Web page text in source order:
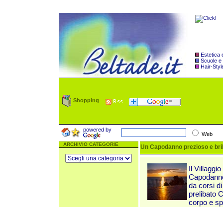
Estetica
Scuole e
Hair-
Shopping
powered by
Web
ARCHIVIO CATEGORIE Un Capodanno prezioso e
Il
da corsi
prelibato
corpo e